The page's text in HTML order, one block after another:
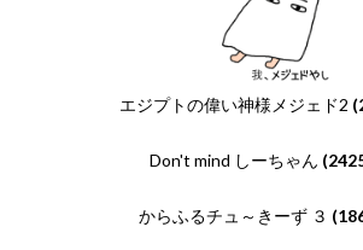
エジプトの偉い神様メジェド2
Don't mind しーちゃん
からふるチュ～きーず ３